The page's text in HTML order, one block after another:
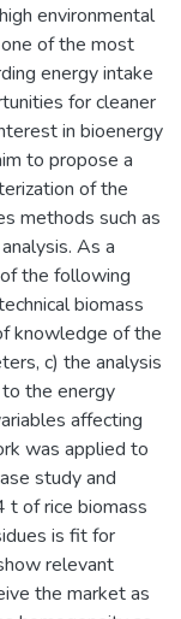
environmental
of the most
energy intake
for cleaner
in bioenergy
to propose a
of the
methods such as
As a
the following
biomass
knowledge of the
c) the analysis
the energy
affecting
was applied to
study and
t of rice biomass
is fit for
relevant
the market as